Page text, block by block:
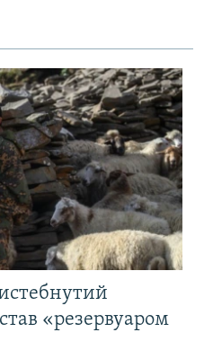
«резервуаром